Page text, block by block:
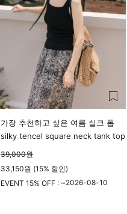
가장 추천하고 싶은 여름 실크 톱
silky tencel square neck tank top
39,000원
33,150원 (15% 할인)
EVENT 15% OFF : ~2026-08-10